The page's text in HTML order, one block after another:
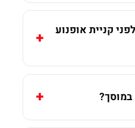
קניית אופנוע